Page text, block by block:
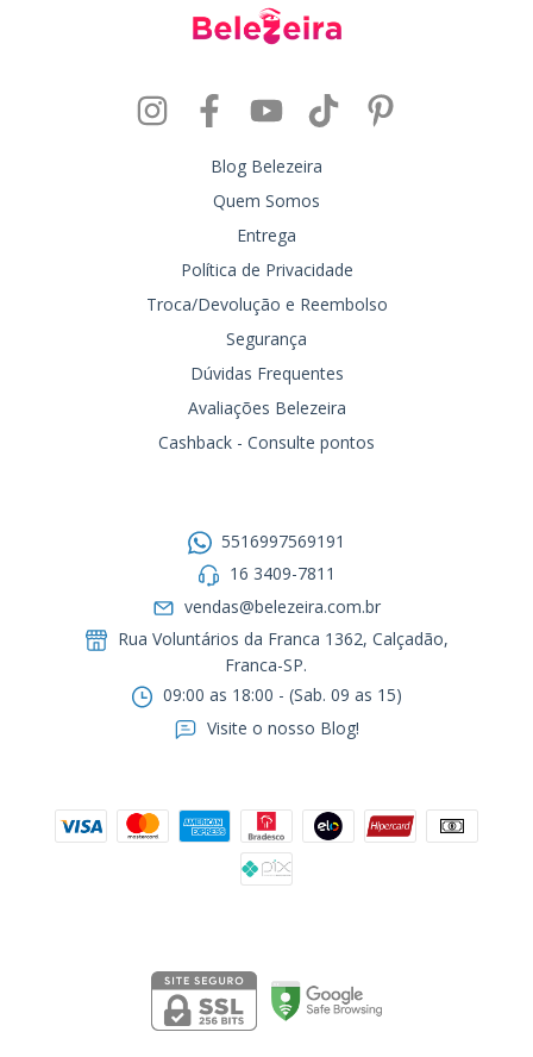
Blog Belezeira
Quem Somos
Entrega
Política de Privacidade
Troca/Devolução e Reembolso
Segurança
Dúvidas Frequentes
Avaliações Belezeira
Cashback - Consulte pontos
5516997569191
16 3409-7811
vendas@belezeira.com.br
Rua Voluntários da Franca 1362, Calçadão,
Franca-SP.ㅤㅤㅤㅤㅤㅤㅤㅤㅤㅤㅤ
09:00 as 18:00 - (Sab. 09 as 15)
Visite o nosso Blog!